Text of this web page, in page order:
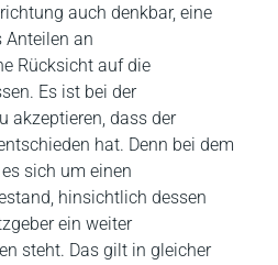
auch denkbar, eine
Anteilen an
Rücksicht auf die
Es ist bei der
akzeptieren, dass der
hat. Denn bei dem
sich um einen
hinsichtlich dessen
ein weiter
steht. Das gilt in gleicher